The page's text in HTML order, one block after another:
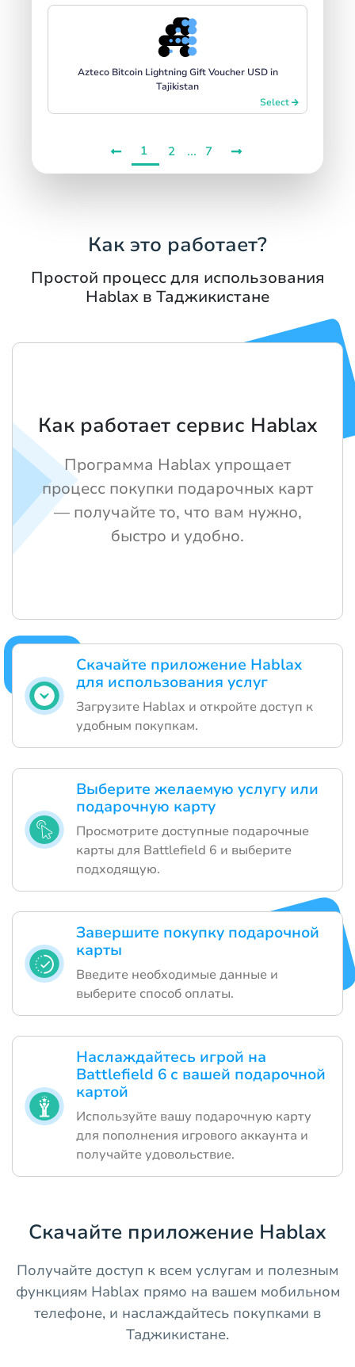
Azteco Bitcoin Lightning Gift Voucher USD in
Tajikistan
Select
1 2 ... 7
Как это работает?
Простой процесс для использования
Hablax в Таджикистане
Скачайте приложение Hablax
для использования услуг
Загрузите Hablax и откройте доступ к
удобным покупкам.
Выберите желаемую услугу или
подарочную карту
Просмотрите доступные подарочные
карты для Battlefield 6 и выберите
подходящую.
Завершите покупку подарочной
карты
Введите необходимые данные и
выберите способ оплаты.
Наслаждайтесь игрой на
Battlefield 6 с вашей подарочной
картой
Используйте вашу подарочную карту
для пополнения игрового аккаунта и
получайте удовольствие.
Как работает сервис Hablax
Программа Hablax упрощает
процесс покупки подарочных карт
— получайте то, что вам нужно,
быстро и удобно.
Скачайте приложение Hablax
Получайте доступ к всем услугам и полезным
функциям Hablax прямо на вашем мобильном
телефоне, и наслаждайтесь покупками в
Таджикистане.